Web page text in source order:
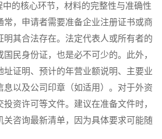
的核心环节，材料的完整性与准确性
常，申请者需要准备企业注册证书或商
明其合法存在。法定代表人或所有者的
民身份证，也是必不可少的。此外，
址证明、预计的年营业额说明、主要业
息以及公司印章（如适用）。对于外资
资许可等文件。建议在准备文件时，
关咨询最新清单，因为具体要求可能随